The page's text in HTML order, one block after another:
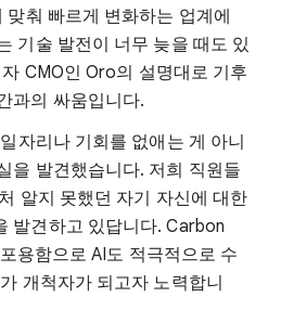
춰 빠르게 변화하는 업계에
기술 발전이 너무 늦을 때도 있
CMO인 Oro의 설명대로 기후
과의 싸움입니다.
자리나 기회를 없애는 게 아니
을 발견했습니다. 저희 직원들
알지 못했던 자기 자신에 대한
발견하고 있답니다. Carbon
용함으로 AI도 적극적으로 수
개척자가 되고자 노력합니